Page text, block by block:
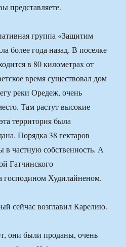
представляете.
группа «Защитим
более года назад. В поселке
в 80 километрах от
время существовал дом
реки Оредеж, очень
Там растут высокие
территория была
Порядка 38 гектаров
в частную собственность. А
Гатчинского
господином Худилайненом.
сейчас возглавил Карелию.
они были проданы, очень